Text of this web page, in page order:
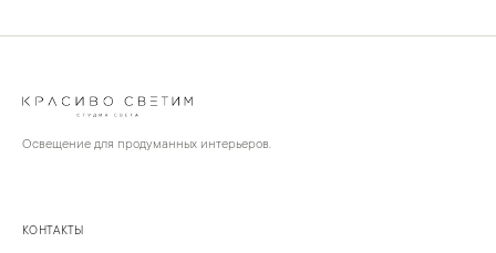
Освещение для продуманных интерьеров.
КОНТАКТЫ